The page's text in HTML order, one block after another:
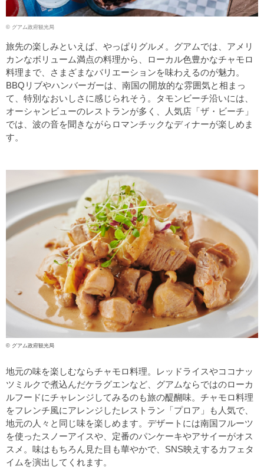
© グアム政府観光局
旅先の楽しみといえば、やっぱりグルメ。グアムでは、アメリ
カンなボリューム満点の料理から、ローカル色豊かなチャモロ
料理まで、さまざまなバリエーションを味わえるのが魅力。
BBQリブやハンバーガーは、南国の開放的な雰囲気と相まっ
て、特別なおいしさに感じられそう。タモンビーチ沿いには、
オーシャンビューのレストランが多く、人気店「ザ・ビーチ」
では、波の音を聞きながらロマンチックなディナーが楽しめま
す。
© グアム政府観光局
地元の味を楽しむならチャモロ料理。レッドライスやココナッ
ツミルクで煮込んだケラグエンなど、グアムならではのローカ
ルフードにチャレンジしてみるのも旅の醍醐味。チャモロ料理
をフレンチ風にアレンジしたレストラン「プロア」も人気で、
地元の人々と同じ味を楽しめます。デザートには南国フルーツ
を使ったスノーアイスや、定番のパンケーキやアサイーがオス
スメ。味はもちろん見た目も華やかで、SNS映えするカフェタ
イムを演出してくれます。